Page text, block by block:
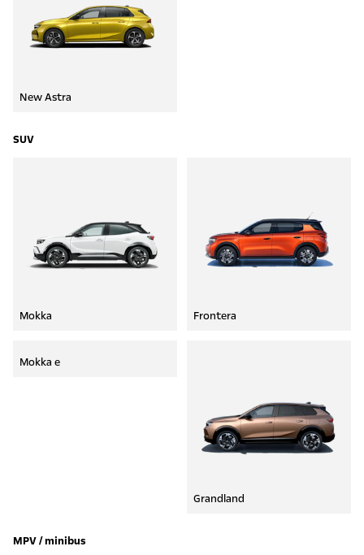
New Astra
SUV
Mokka Frontera
Mokka e
Grandland
MPV / minibus